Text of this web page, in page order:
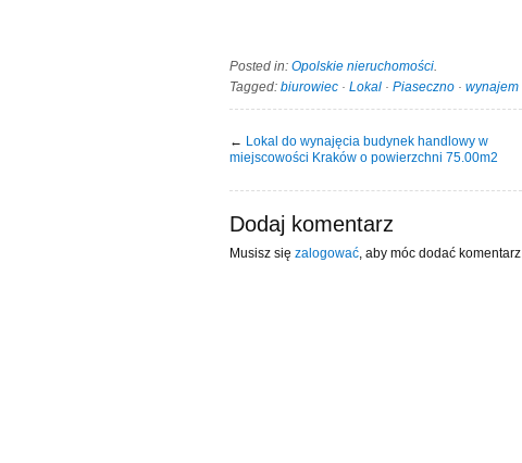
Posted in: Opolskie nieruchomości.
Tagged: biurowiec · Lokal · Piaseczno · wynajem
← Lokal do wynajęcia budynek handlowy w
miejscowości Kraków o powierzchni 75.00m2
Dodaj komentarz
Musisz się zalogować , aby móc dodać komentarz.